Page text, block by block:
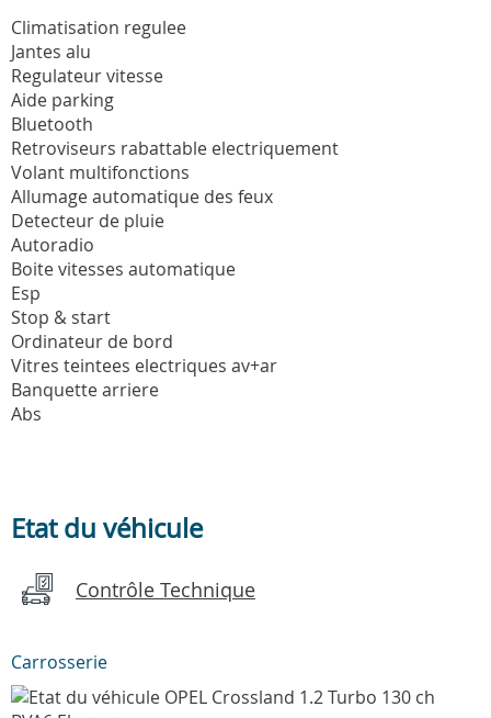
Climatisation regulee
Jantes alu
Regulateur vitesse
Aide parking
Bluetooth
Retroviseurs rabattable electriquement
Volant multifonctions
Allumage automatique des feux
Detecteur de pluie
Autoradio
Boite vitesses automatique
Esp
Stop & start
Ordinateur de bord
Vitres teintees electriques av+ar
Banquette arriere
Abs
Etat du véhicule
Contrôle Technique
Carrosserie